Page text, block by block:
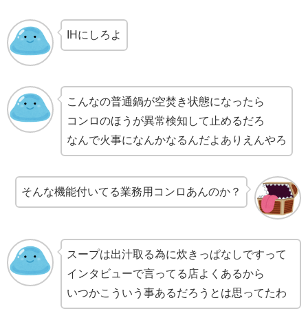
IHにしろよ
こんなの普通鍋が空焚き状態になったら
コンロのほうが異常検知して止めるだろ
なんで火事になんかなるんだよありえんやろ
そんな機能付いてる業務用コンロあんのか？
スープは出汁取る為に炊きっぱなしですって
インタビューで言ってる店よくあるから
いつかこういう事あるだろうとは思ってたわ